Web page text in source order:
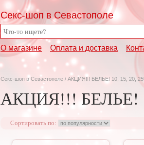
Секс-шоп в Севастополе
О магазине Оплата и доставка
Секс-шоп в Севастополе / АКЦИЯ!!! БЕЛЬЕ! 10, 15, 20,
АКЦИЯ!!! БЕЛЬЕ!
Сортировать по: